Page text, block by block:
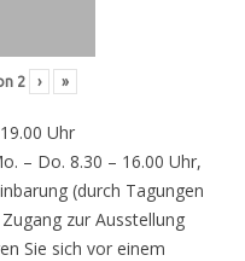
2 › »
Uhr
– Do. 8.30 – 16.00 Uhr,
(durch Tagungen
zur Ausstellung
Sie sich vor einem